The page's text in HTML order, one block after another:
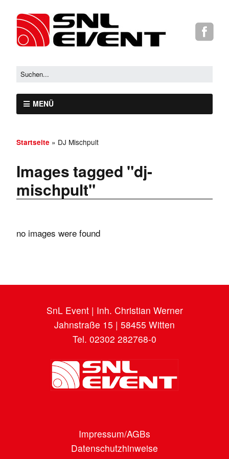
MENÜ
Startseite » DJ Mischpult
Images tagged "dj-
mischpult"
no images were found
SnL Event | Inh. Christian Werner
Jahnstraße 15 | 58455 Witten
Tel. 02302 282768-0
Impressum/AGBs
Datenschutzhinweise